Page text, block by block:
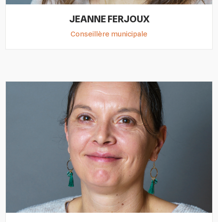
JEANNE FERJOUX
Conseillère municipale